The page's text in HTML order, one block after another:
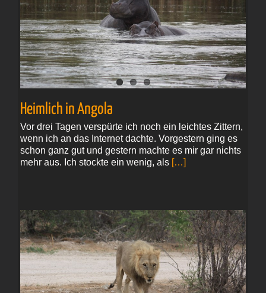
Heimlich in Angola
Vor drei Tagen verspürte ich noch ein leichtes Zittern,
wenn ich an das Internet dachte. Vorgestern ging es
schon ganz gut und gestern machte es mir gar nichts
mehr aus. Ich stockte ein wenig, als[…]